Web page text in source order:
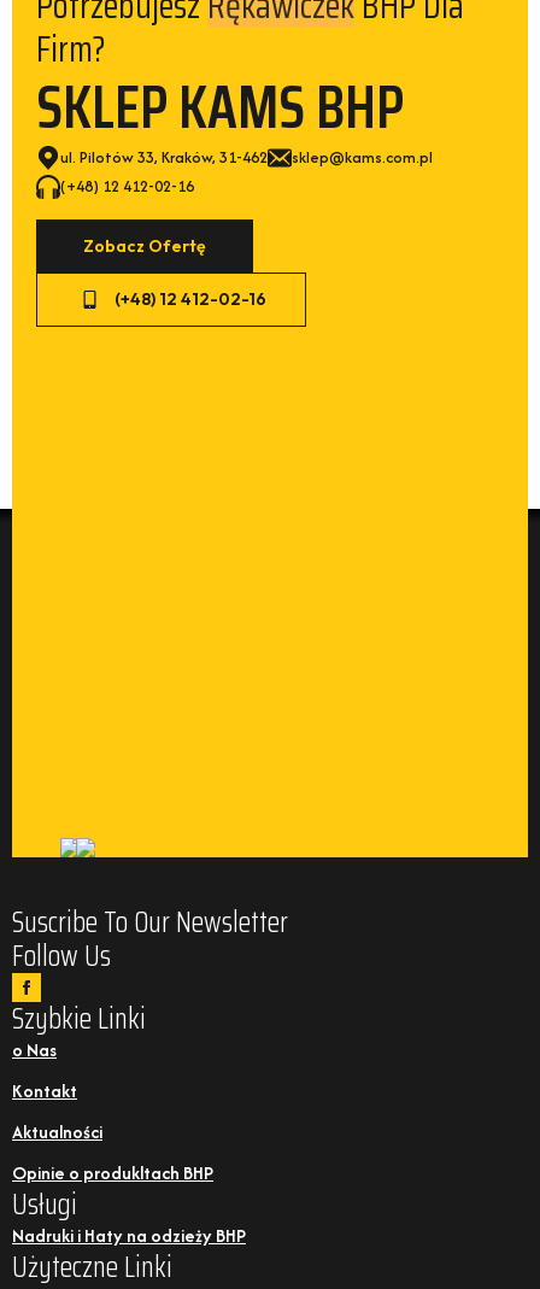
Firm?
SKLEP KAMS BHP
ul. Pilotów 33, Kraków, 31-462
sklep@kams.com.pl
(+48) 12 412-02-16
Zobacz Ofertę
(+48) 12 412-02-16
Suscribe To Our Newsletter
Follow Us
Szybkie Linki
o Nas
Kontakt
Aktualności
Opinie o produkltach BHP
Usługi
Nadruki i Haty na odzieży BHP
Użyteczne Linki